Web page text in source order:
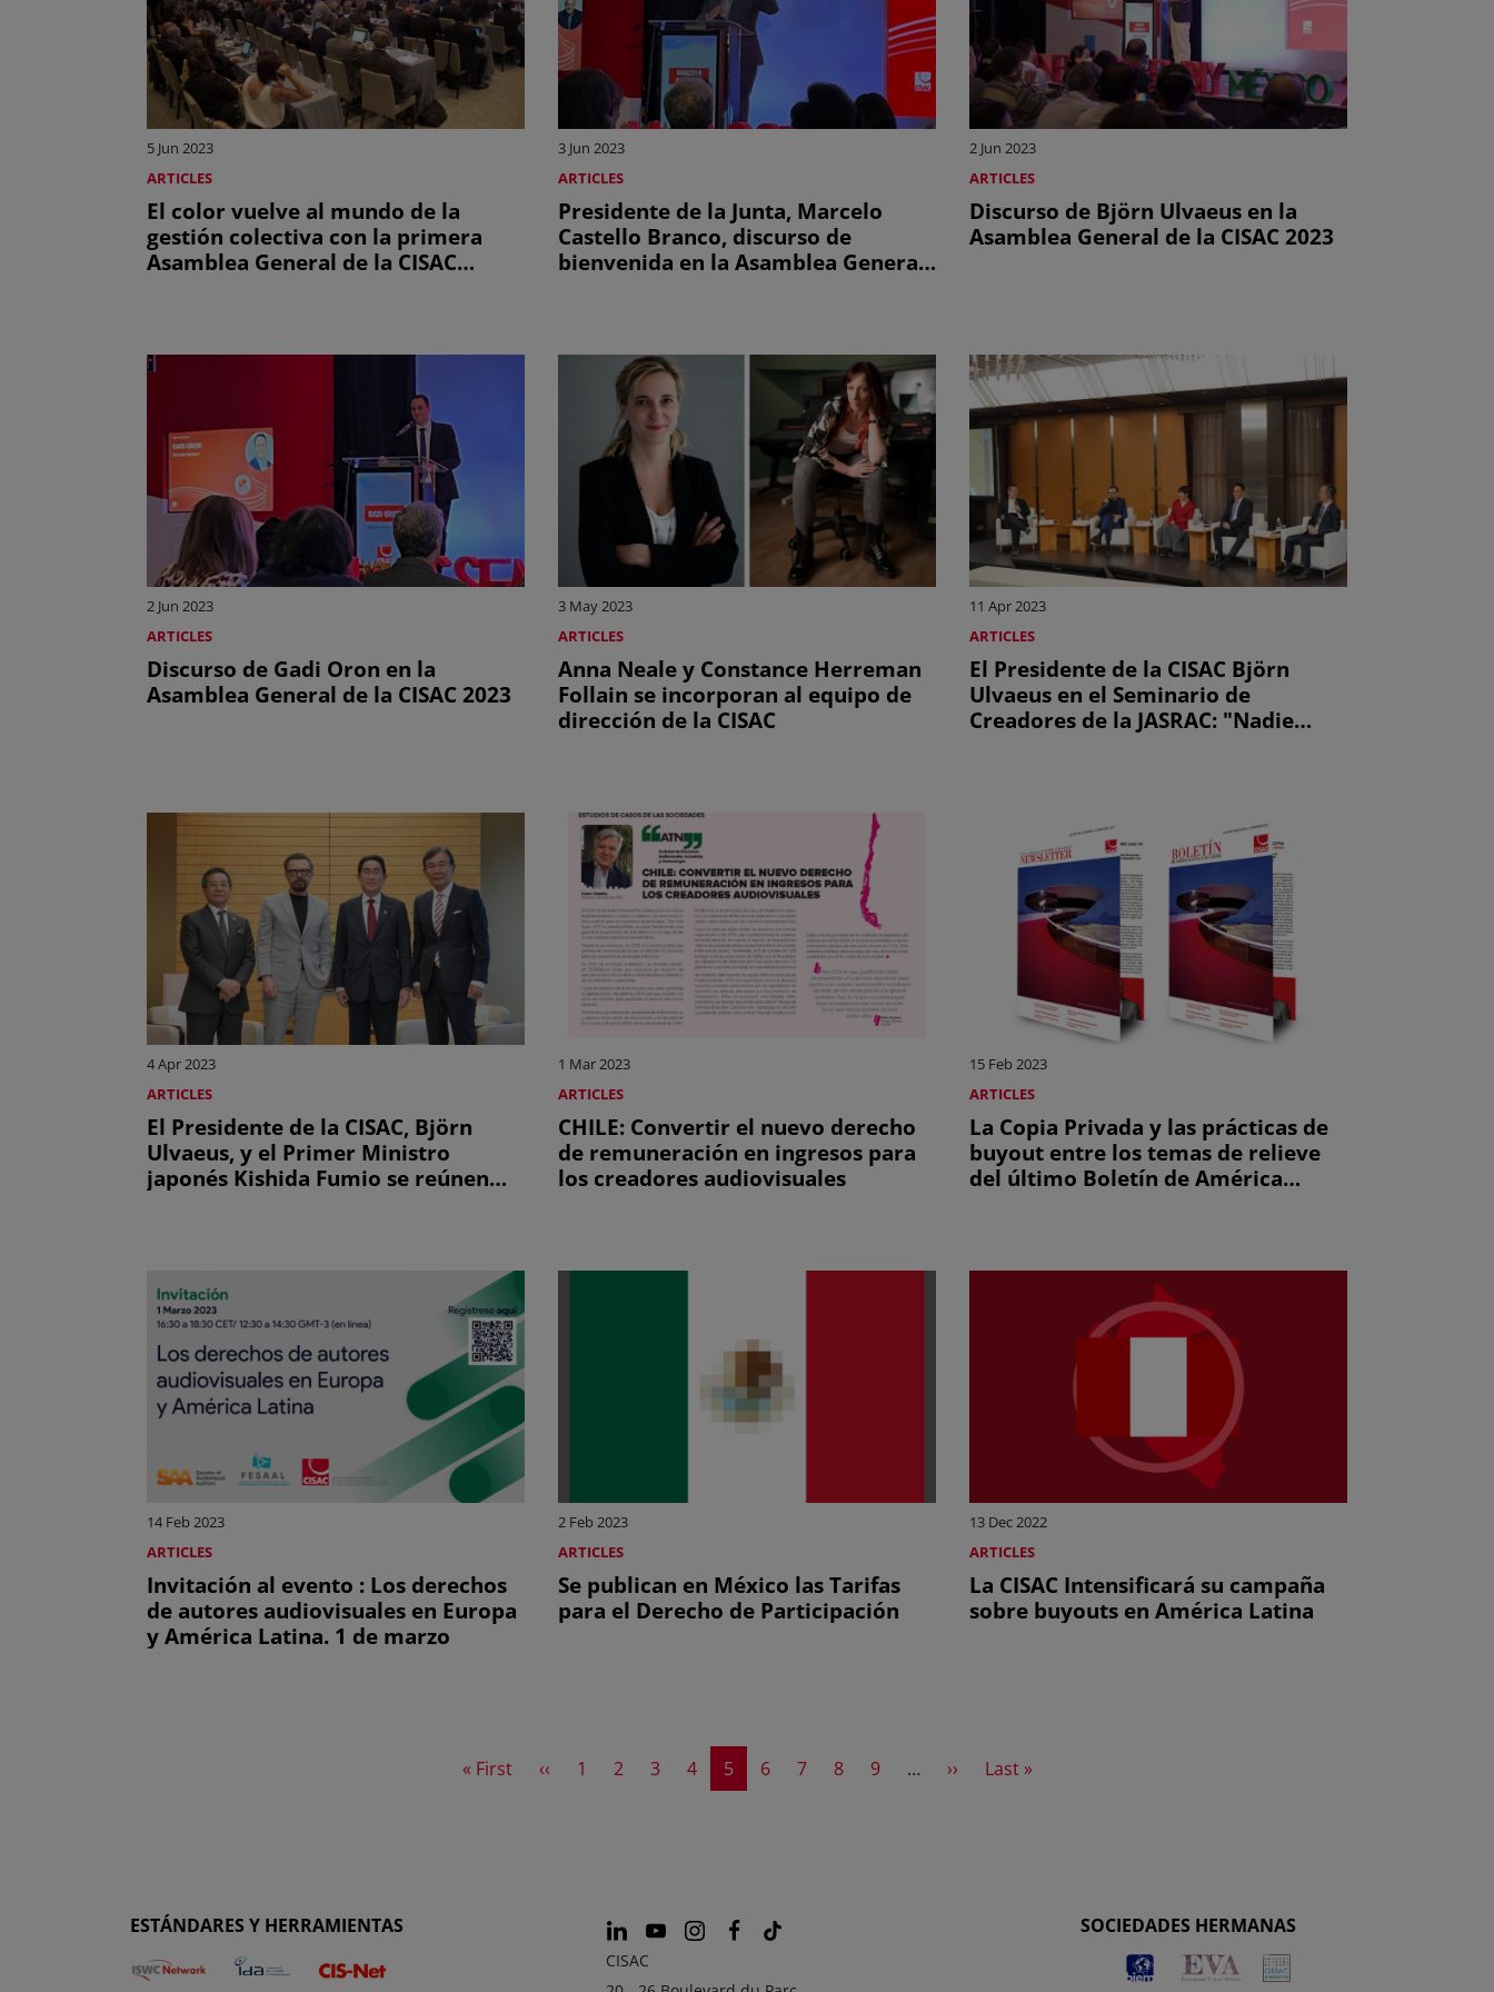
5 Jun 2023
ARTICLES
El color vuelve al mundo de la
gestión colectiva con la primera
Asamblea General de la CISAC
3 Jun 2023
ARTICLES
Presidente de la Junta, Marcelo
Castello Branco, discurso de
bienvenida en la Asamblea General
2 Jun 2023
ARTICLES
Discurso de Björn Ulvaeus en la
Asamblea General de la CISAC 2023
2 Jun 2023
ARTICLES
Discurso de Gadi Oron en la
Asamblea General de la CISAC 2023
3 May 2023
ARTICLES
Anna Neale y Constance Herreman
Follain se incorporan al equipo de
dirección de la CISAC
11 Apr 2023
ARTICLES
El Presidente de la CISAC Björn
Ulvaeus en el Seminario de
Creadores de la JASRAC: "Nadie
4 Apr 2023
ARTICLES
El Presidente de la CISAC, Björn
Ulvaeus, y el Primer Ministro
japonés Kishida Fumio se reúnen
1 Mar 2023
ARTICLES
CHILE: Convertir el nuevo derecho
de remuneración en ingresos para
los creadores audiovisuales
15 Feb 2023
ARTICLES
La Copia Privada y las prácticas de
buyout entre los temas de relieve
del último Boletín de América
14 Feb 2023
ARTICLES
Invitación al evento : Los derechos
de autores audiovisuales en Europa
y América Latina. 1 de marzo
2 Feb 2023
ARTICLES
Se publican en México las Tarifas
para el Derecho de Participación
13 Dec 2022
ARTICLES
La CISAC Intensificará su campaña
sobre buyouts en América Latina
First page
« First Previous page
‹‹ Page
1 Page
2 Page
3 Page
4 Current page
5 Page
6 Page
7 Page
8 Page
9 … Next page
›› Last page
Last »
ESTÁNDARES Y HERRAMIENTAS
CISAC
SOCIEDADES HERMANAS